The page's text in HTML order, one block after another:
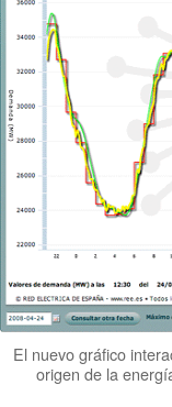
El nuevo gráfico
origen de la